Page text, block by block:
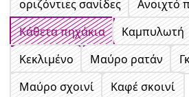
οριζόντιες σανίδες
Ανοιχτό
Κάθετα πηχάκια
Καμπυλωτή
Κεκλιμένο
Μαύρο ρατάν
Μαύρο σχοινί
Καφέ σκοινί